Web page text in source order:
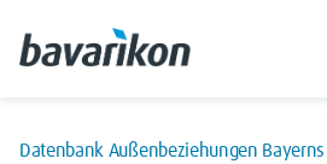
Datenbank Außenbeziehungen Bayerns